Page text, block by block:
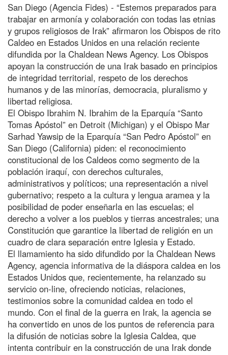
San Diego (Agencia Fides) - “Estemos preparados para
trabajar en armonía y colaboración con todas las etnias
y grupos religiosos de Irak” afirmaron los Obispos de rito
Caldeo en Estados Unidos en una relación reciente
difundida por la Chaldean News Agency. Los Obispos
apoyan la construcción de una Irak basado en principios
de integridad territorial, respeto de los derechos
humanos y de las minorías, democracia, pluralismo y
libertad religiosa.
El Obispo Ibrahim N. Ibrahim de la Eparquía “Santo
Tomas Apóstol” en Detroit (Michigan) y el Obispo Mar
Sarhad Yawsip de la Eparquía “San Pedro Apóstol” en
San Diego (California) piden: el reconocimiento
constitucional de los Caldeos como segmento de la
población iraquí, con derechos culturales,
administrativos y políticos; una representación a nivel
gubernativo; respeto a la cultura y lengua aramea y la
posibilidad de poder enseñarla en las escuelas; el
derecho a volver a los pueblos y tierras ancestrales; una
Constitución que garantice la libertad de religión en un
cuadro de clara separación entre Iglesia y Estado.
El llamamiento ha sido difundido por la Chaldean News
Agency, agencia informativa de la diáspora caldea en los
Estados Unidos que, recientemente, ha relanzado su
servicio on-line, ofreciendo noticias, relaciones,
testimonios sobre la comunidad caldea en todo el
mundo. Con el final de la guerra en Irak, la agencia se
ha convertido en unos de los puntos de referencia para
la difusión de noticias sobre la Iglesia Caldea, que
intenta contribuir en la construcción de una Irak donde